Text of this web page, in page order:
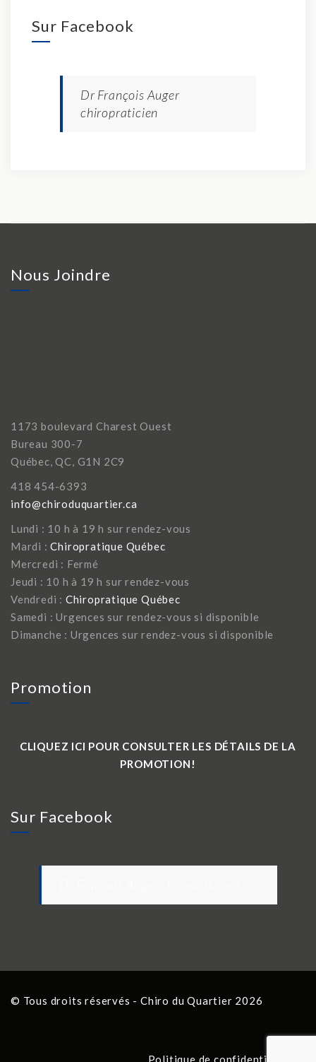
Sur Facebook
Dr François Auger
chiropraticien
Nous Joindre
1173 boulevard Charest Ouest
Bureau 300-7
Québec, QC, G1N 2C9
418 454-6393
info@chiroduquartier.ca
Lundi : 10 h à 19 h sur rendez-vous
Mardi :Chiropratique Québec
Mercredi : Fermé
Jeudi : 10 h à 19 h sur rendez-vous
Vendredi : Chiropratique Québec
Samedi : Urgences sur rendez-vous si disponible
Dimanche : Urgences sur rendez-vous si disponible
Promotion
CLIQUEZ ICI POUR CONSULTER LES DÉTAILS DE LA
PROMOTION!
Sur Facebook
© Tous droits réservés - Chiro du Quartier 2026
Politique de confidentialité